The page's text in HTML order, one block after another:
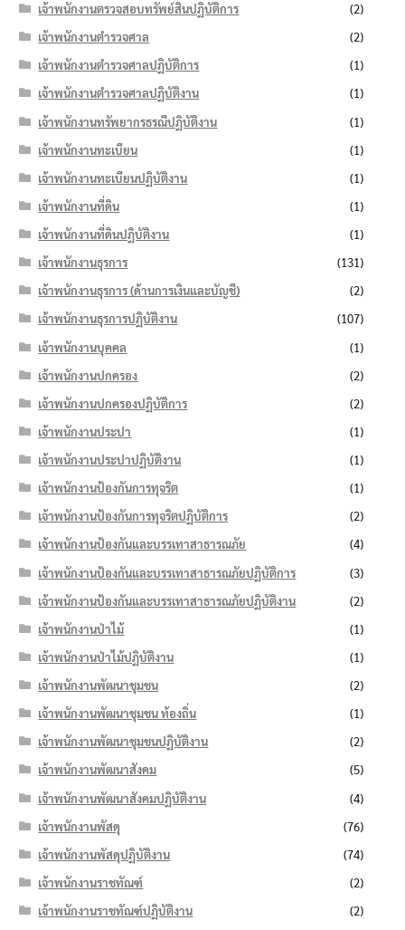
เจ้าพนักงานตรวจสอบทรัพย์สินปฏิบัติการ
(2)
เจ้าพนักงานตำรวจศาล
(2)
เจ้าพนักงานตำรวจศาลปฏิบัติการ
(1)
เจ้าพนักงานตำรวจศาลปฏิบัติงาน
(1)
เจ้าพนักงานทรัพยากรธรณีปฏิบัติงาน
(1)
เจ้าพนักงานทะเบียน
(1)
เจ้าพนักงานทะเบียนปฏิบัติงาน
(1)
เจ้าพนักงานที่ดิน
(1)
เจ้าพนักงานที่ดินปฏิบัติงาน
(1)
เจ้าพนักงานธุรการ
(131)
เจ้าพนักงานธุรการ (ด้านการเงินและบัญชี)
(2)
เจ้าพนักงานธุรการปฏิบัติงาน
(107)
เจ้าพนักงานบุคคล
(1)
เจ้าพนักงานปกครอง
(2)
เจ้าพนักงานปกครองปฏิบัติการ
(2)
เจ้าพนักงานประปา
(1)
เจ้าพนักงานประปาปฏิบัติงาน
(1)
เจ้าพนักงานป้องกันการทุจริต
(1)
เจ้าพนักงานป้องกันการทุจริตปฏิบัติการ
(2)
เจ้าพนักงานป้องกันและบรรเทาสาธารณภัย
(4)
เจ้าพนักงานป้องกันและบรรเทาสาธารณภัยปฏิบัติการ
(3)
เจ้าพนักงานป้องกันและบรรเทาสาธารณภัยปฏิบัติงาน
(2)
เจ้าพนักงานป่าไม้
(1)
เจ้าพนักงานป่าไม้ปฏิบัติงาน
(1)
เจ้าพนักงานพัฒนาชุมชน
(2)
เจ้าพนักงานพัฒนาชุมชน ท้องถิ่น
(1)
เจ้าพนักงานพัฒนาชุมชนปฏิบัติงาน
(2)
เจ้าพนักงานพัฒนาสังคม
(5)
เจ้าพนักงานพัฒนาสังคมปฏิบัติงาน
(4)
เจ้าพนักงานพัสดุ
(76)
เจ้าพนักงานพัสดุปฏิบัติงาน
(74)
เจ้าพนักงานราชทัณฑ์
(2)
เจ้าพนักงานราชทัณฑ์ปฏิบัติงาน
(2)